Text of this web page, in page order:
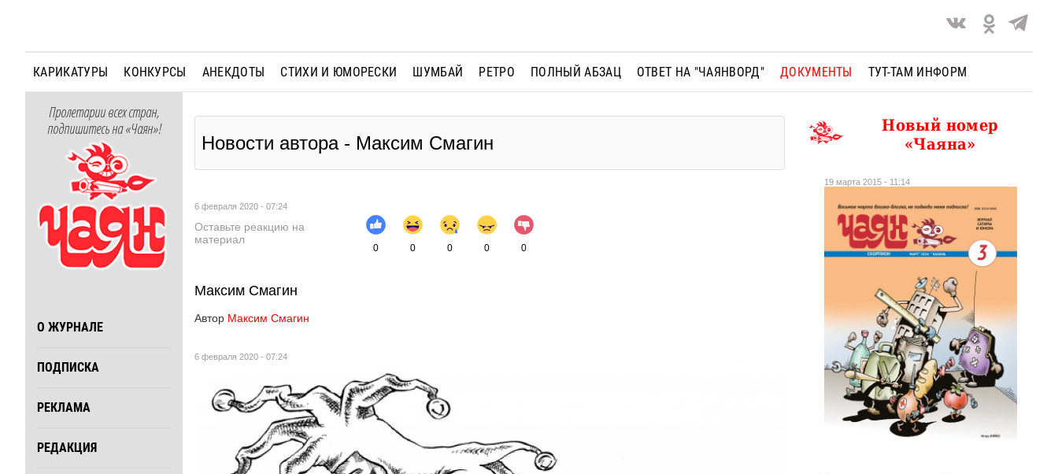
КАРИКАТУРЫ КОНКУРСЫ АНЕКДОТЫ СТИХИ И ЮМОРЕСКИ ШУМБАЙ РЕТРО ПОЛНЫЙ АБЗАЦ ОТВЕТ НА "ЧАЯНВОРД" ДОКУМЕНТЫ ТУТ-ТАМ ИНФОРМ
Пролетарии всех стран,
подпишитесь на «Чаян»!
О ЖУРНАЛЕ
ПОДПИСКА
РЕКЛАМА
РЕДАКЦИЯ
Новости автора - Максим Смагин
6 февраля 2020 - 07:24
Оставьте реакцию на
материал
0 0 0 0 0
Максим Смагин
Автор Максим Смагин
6 февраля 2020 - 07:24
Новый номер
«Чаяна»
19 марта 2015 - 11:14